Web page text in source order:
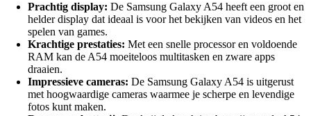
Prachtig display: De Samsung Galaxy A54 heeft een groot en
helder display dat ideaal is voor het bekijken van videos en het
spelen van games.
Krachtige prestaties: Met een snelle processor en voldoende
RAM kan de A54 moeiteloos multitasken en zware apps
draaien.
Impressieve cameras: De Samsung Galaxy A54 is uitgerust
met hoogwaardige cameras waarmee je scherpe en levendige
fotos kunt maken.